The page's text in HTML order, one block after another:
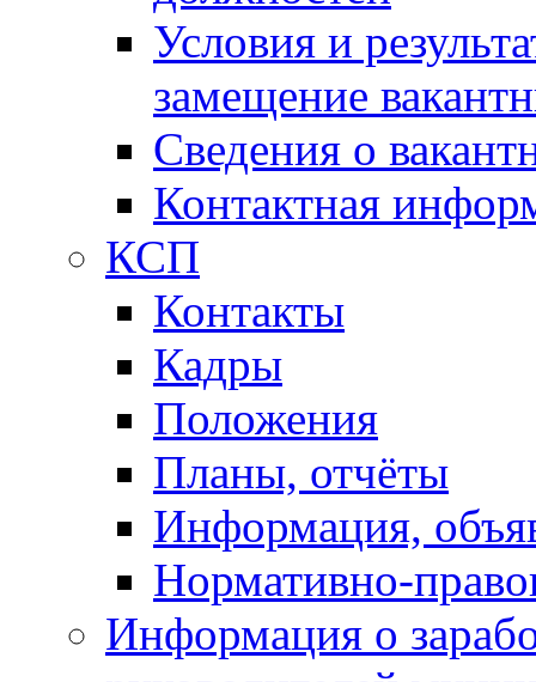
Условия и
замещение
Сведения о
Контактная
КСП
Контакты
Кадры
Положения
Планы, отчёты
Информация,
Нормативно-
Информация о